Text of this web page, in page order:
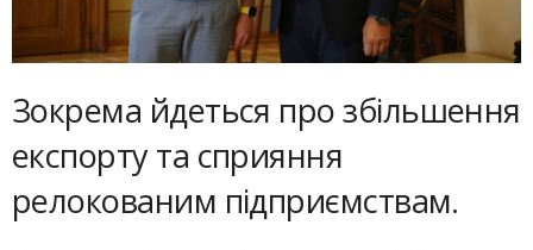
Зокрема йдеться про збільшення
експорту та сприяння
релокованим підприємствам.